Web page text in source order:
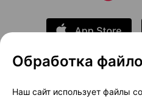
О проекте
Обработка
Наш сайт использует файлы